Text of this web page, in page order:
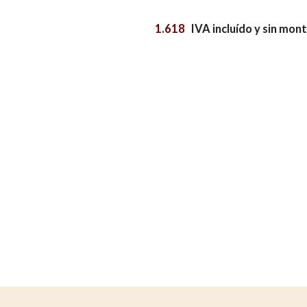
1.618  IVA incluído y sin
sitio
los
que
del
Estas